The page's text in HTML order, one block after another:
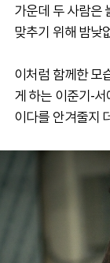
가운데 두 사람은
맞추기 위해 밤낮
이처럼 함께한 모
게 하는 이준기-
이다를 안겨줄지